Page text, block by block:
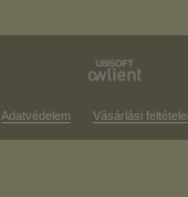
Adatvédelem Vásárlási